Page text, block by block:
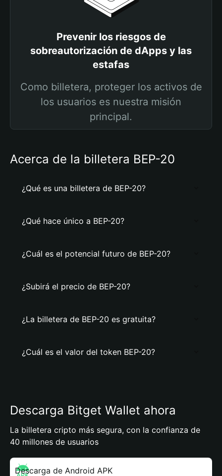
Prevenir los riesgos de
sobreautorización de dApps y las
estafas
Como billetera, proteger los activos de
los usuarios es nuestra misión
principal.
Acerca de la billetera BEP-20
¿Qué es una billetera de BEP-20?
¿Qué hace único a BEP-20?
¿Cuál es el potencial futuro de BEP-20?
¿Subirá el precio de BEP-20?
¿La billetera de BEP-20 es gratuita?
¿Cuál es el valor del token BEP-20?
Descarga Bitget Wallet ahora
La billetera cripto más segura, con la confianza de
40 millones de usuarios
Descarga de Android APK